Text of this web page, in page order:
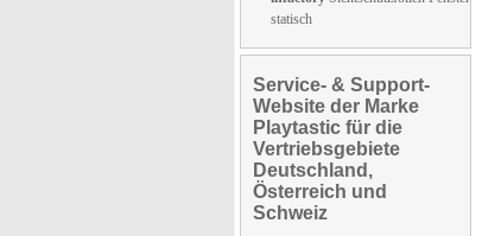
statisch
Service- & Support-
Website der Marke
Playtastic für die
Vertriebsgebiete
Deutschland,
Österreich und
Schweiz